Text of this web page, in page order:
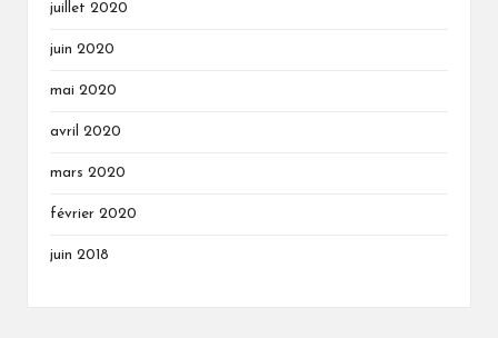
juillet 2020
juin 2020
mai 2020
avril 2020
mars 2020
février 2020
juin 2018